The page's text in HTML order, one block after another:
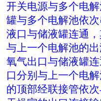
开关电源与多个电
罐与多个电解池依
液口与储液罐连通
与上一个电解池的
氧气出口与储液罐
口分别与上一个电
的顶部经联接管依